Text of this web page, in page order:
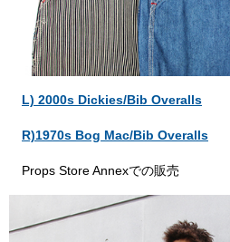
L) 2000s Dickies/Bib Overalls
R)1970s Bog Mac/Bib Overalls
Props Store Annexでの販売